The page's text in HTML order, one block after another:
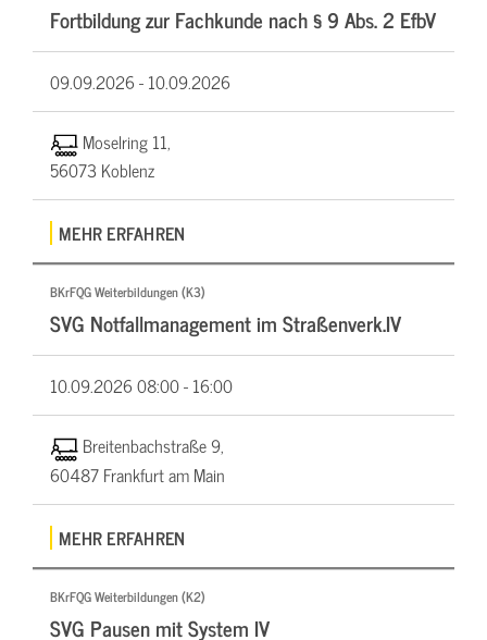
Fortbildung zur Fachkunde nach § 9 Abs. 2 EfbV
09.09.2026 -10.09.2026
Moselring 11,
56073 Koblenz
MEHR ERFAHREN
BKrFQG Weiterbildungen (K3)
SVG Notfallmanagement im Straßenverk.IV
10.09.202608:00 - 16:00
Breitenbachstraße 9,
60487 Frankfurt am Main
MEHR ERFAHREN
BKrFQG Weiterbildungen (K2)
SVG Pausen mit System IV